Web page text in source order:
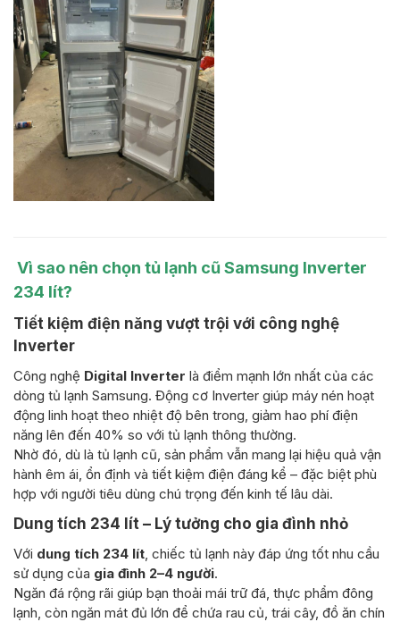
Vì sao nên chọn tủ lạnh cũ Samsung Inverter
234 lít?
Tiết kiệm điện năng vượt trội với công nghệ
Inverter
Công nghệ Digital Inverter là điểm mạnh lớn nhất của các
dòng tủ lạnh Samsung. Động cơ Inverter giúp máy nén hoạt
động linh hoạt theo nhiệt độ bên trong, giảm hao phí điện
năng lên đến 40% so với tủ lạnh thông thường.
Nhờ đó, dù là tủ lạnh cũ, sản phẩm vẫn mang lại hiệu quả vận
hành êm ái, ổn định và tiết kiệm điện đáng kể – đặc biệt phù
hợp với người tiêu dùng chú trọng đến kinh tế lâu dài.
Dung tích 234 lít – Lý tưởng cho gia đình nhỏ
Với dung tích 234 lít, chiếc tủ lạnh này đáp ứng tốt nhu cầu
sử dụng của gia đình 2–4 người.
Ngăn đá rộng rãi giúp bạn thoải mái trữ đá, thực phẩm đông
lạnh, còn ngăn mát đủ lớn để chứa rau củ, trái cây, đồ ăn chín